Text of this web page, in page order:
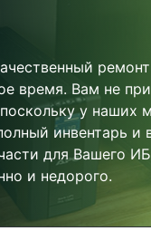
время. Вам не
у наших
инвентарь и
для Вашего
и недорого.